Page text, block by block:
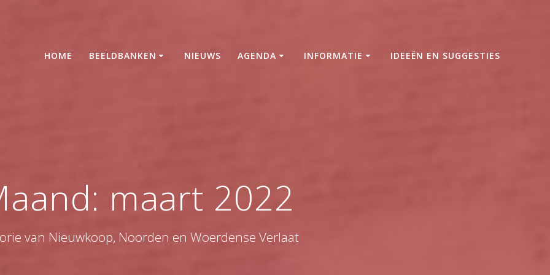
HOME BEELDBANKEN NIEUWS AGENDA INFORMATIE IDEEËN EN SUGGESTIES
maart 2022
van Nieuwkoop, Noorden en Woerdense Verlaat